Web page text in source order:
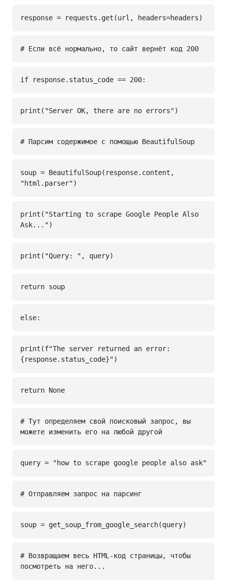
response = requests.get(url, headers=headers)
# Если всё нормально, то сайт вернёт код 200
if response.status_code == 200:
print("Server OK, there are no errors")
# Парсим содержимое с помощью BeautifulSoup
soup = BeautifulSoup(response.content,
"html.parser")
print("Starting to scrape Google People Also
Ask...")
print("Query: ", query)
return soup
else:
print(f"The server returned an error:
{response.status_code}")
return None
# Тут определяем свой поисковый запрос, вы
можете изменить его на любой другой
query = "how to scrape google people also ask"
# Отправляем запрос на парсинг
soup = get_soup_from_google_search(query)
# Возвращаем весь HTML-код страницы, чтобы
посмотреть на него...